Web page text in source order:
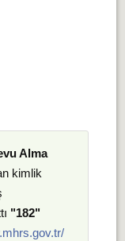
Alma
kimlik
"182"